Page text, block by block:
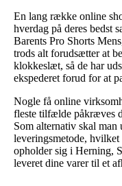
En lang række online
hverdag på deres bedst
Barents Pro Shorts
trods alt forudsætter at
klokkeslæt, så de har
ekspederet forud for at
Nogle få online
fleste tilfælde påkræves
Som alternativ skal
leveringsmetode,
opholder sig i Herning,
leveret dine varer til et